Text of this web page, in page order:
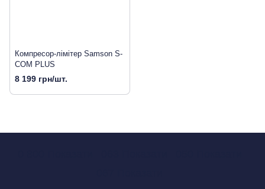
Компресор-лімітер Samson S-
COM PLUS
8 199 грн/шт.